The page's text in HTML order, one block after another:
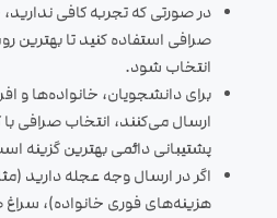
در صورتی که تجربه کافی
صرافی استفاده کنید تا بهترین
انتخاب شود.
برای دانشجویان، خانواده‌ها و
ارسال می‌کنند، انتخاب صرافی
پشتیبانی دائمی بهترین گزینه
اگر در ارسال وجه عجله دارید
هزینه‌های فوری خانواده)، سراغ